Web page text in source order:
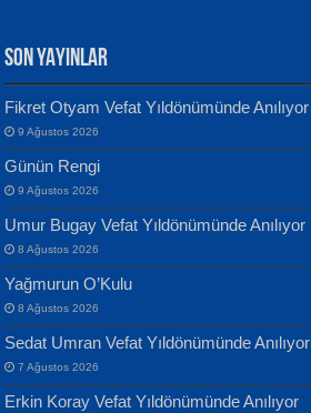
MUSTAFA KELOĞLU
Yarına İz Bırakmak...
ATİLLA ÖZEN
Sultan Olmadan Önce Eyüp...
Yılmaz Ekinci
Geceye Söylenen...
Banu Sancak
Defterimden İçeri...
SON YAYINLAR
Fikret Otyam Vefat Yıldönümünde Anılıyor
9 Ağustos 2026
Günün Rengi
9 Ağustos 2026
Umur Bugay Vefat Yıldönümünde Anılıyor
8 Ağustos 2026
Yağmurun O’Kulu
8 Ağustos 2026
Sedat Umran Vefat Yıldönümünde Anılıyor
7 Ağustos 2026
Erkin Koray Vefat Yıldönümünde Anılıyor